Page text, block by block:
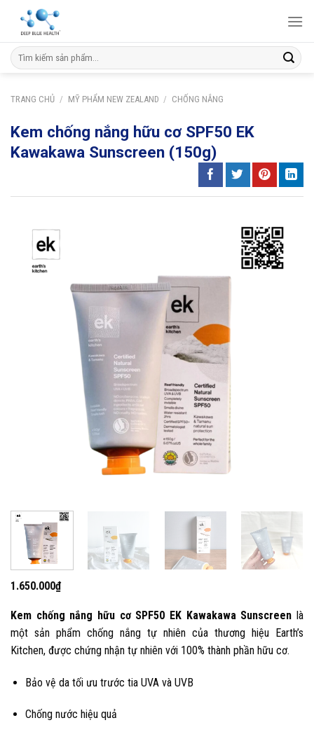
content
Tìm
kiếm:
TRANG CHỦ / MỸ PHẨM NEW ZEALAND / CHỐNG NẮNG
Kem chống nắng hữu cơ SPF50 EK
Kawakawa Sunscreen (150g)
1.650.000₫
Kem chống nắng hữu cơ SPF50 EK Kawakawa Sunscreen là
một sản phẩm chống nắng tự nhiên của thương hiệu Earth’s
Kitchen, được chứng nhận tự nhiên với 100% thành phần hữu cơ.
Bảo vệ da tối ưu trước tia UVA và UVB
Chống nước hiệu quả